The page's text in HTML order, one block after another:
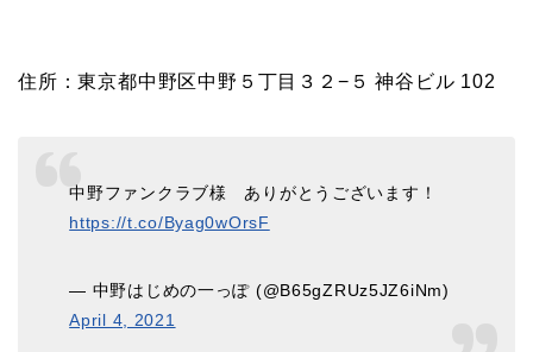
住所：東京都中野区中野５丁目３２−５ 神谷ビル 102
中野ファンクラブ様 ありがとうございます！
https://t.co/Byag0wOrsF
— 中野はじめの一っぽ (@B65gZRUz5JZ6iNm)
April 4, 2021